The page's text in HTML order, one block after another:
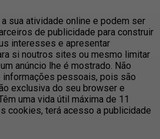
sua atividade online e podem ser
de publicidade para construir
interesses e apresentar
si noutros sites ou mesmo limitar
anúncio lhe é mostrado. Não
informações pessoais, pois são
exclusiva do seu browser e
uma vida útil máxima de 11
cookies, terá acesso a publicidade